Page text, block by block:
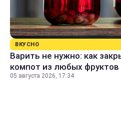
ВКУСНО
Варить не нужно: как
компот из любых фруктов
05 августа 2026, 17:34